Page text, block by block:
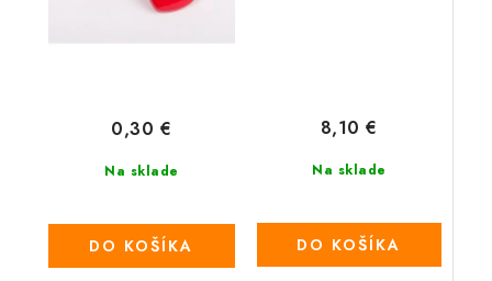
Na sklade
0,30 €
DO KOŠÍKA
Na sklade
8,10 €
DO KOŠÍKA